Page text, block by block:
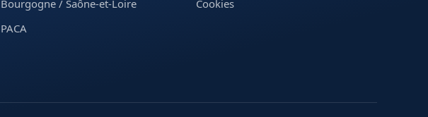
Bourgogne / Saône-et-Loire
PACA
Cookies